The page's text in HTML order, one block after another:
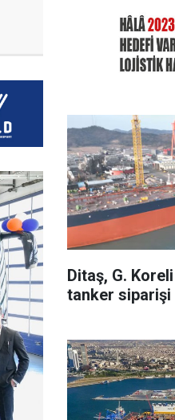
Ditaş, G.
tanker siparişi